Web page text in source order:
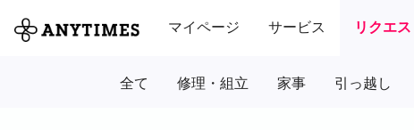
マイページ サービス リクエス
全て 修理・組立 家事 引っ越し